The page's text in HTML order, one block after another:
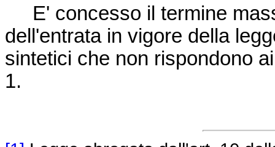
E' concesso il termine
dell'entrata in vigore della
sintetici che non rispondono
1.